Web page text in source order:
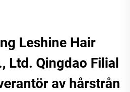
Leshine Hair
Ltd. Qingdao Filial
av hårstrån